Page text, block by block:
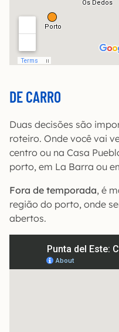
DE CARRO
Duas decisões são
roteiro. Onde você vai
centro ou na Casa
porto, em La Barra ou
Fora de temporada, é
região do porto, onde
abertos.